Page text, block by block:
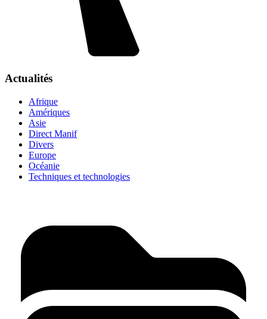
Actualités
Afrique
Amériques
Asie
Direct Manif
Divers
Europe
Océanie
Techniques et technologies